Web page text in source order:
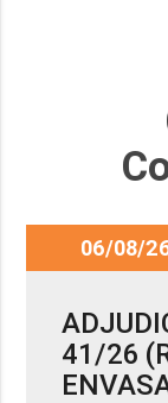
Provincia y del
06/08/
41/26